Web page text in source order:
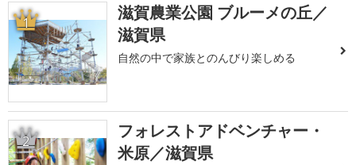
1
滋賀農業公園 ブルーメの丘／
滋賀県
自然の中で家族とのんびり楽しめる
2
フォレストアドベンチャー・
米原／滋賀県